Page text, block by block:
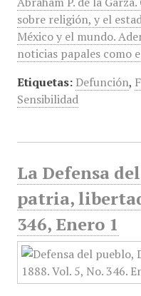
sobre religión, y el
México y el mundo.
noticias papales como
Etiquetas: Defunción,
Sensibilidad
La Defensa
patria,
346, Enero 1